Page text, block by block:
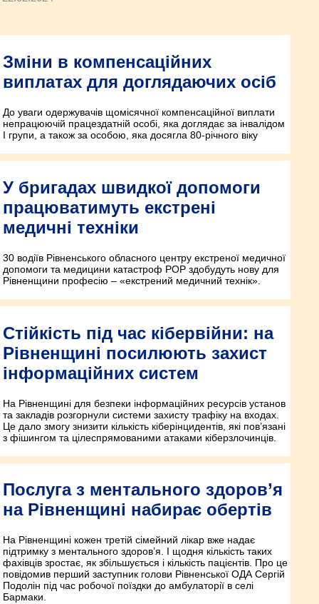
Зміни в компенсаційних
виплатах для доглядаючих осіб
До уваги одержувачів щомісячної компенсаційної виплати
непрацюючій працездатній особі, яка доглядає за інвалідом
I групи, а також за особою, яка досягла 80-річного віку
У бригадах швидкої допомоги
працюватимуть екстрені
медичні техніки
30 водіїв Рівненського обласного центру екстреної медичної
допомоги та медицини катастроф РОР здобудуть нову для
Рівненщини професію – «екстрений медичний технік».
Стійкість під час кібервійни: на
Рівненщині посилюють захист
інформаційних систем
На Рівненщині для безпеки інформаційних ресурсів установ
та закладів розгорнули системи захисту трафіку на входах.
Це дало змогу знизити кількість кіберінцидентів, які пов’язані
з фішингом та цілеспрямованими атаками кіберзлочинців.
Послуга з ментального здоров’я
на Рівненщині набирає обертів
На Рівненщині кожен третій сімейний лікар вже надає
підтримку з ментального здоров’я. І щодня кількість таких
фахівців зростає, як збільшується і кількість пацієнтів. Про це
повідомив перший заступник голови Рівненської ОДА Сергій
Подолін під час робочої поїздки до амбулаторії в селі
Бармаки.